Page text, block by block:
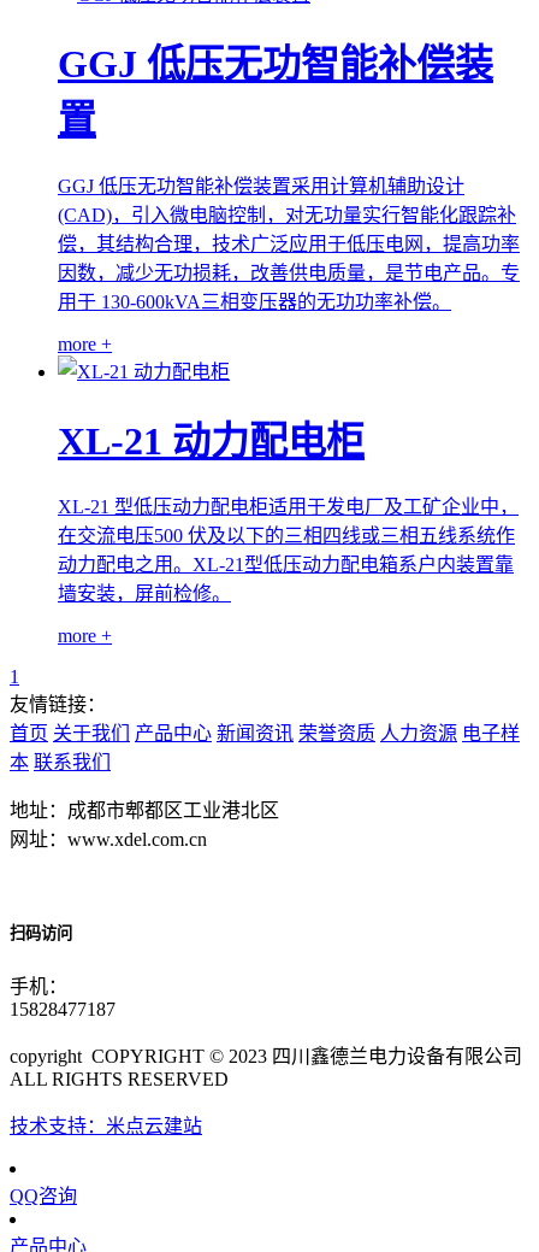
GGJ 低压无功智能补偿装
置
GGJ 低压无功智能补偿装置采用计算机辅助设计
(CAD)，引入微电脑控制，对无功量实行智能化跟踪补
偿，其结构合理，技术广泛应用于低压电网，提高功率
因数，减少无功损耗，改善供电质量，是节电产品。专
用于 130-600kVA三相变压器的无功功率补偿。
more +
XL-21 动力配电柜
XL-21 型低压动力配电柜适用于发电厂及工矿企业中，
在交流电压500 伏及以下的三相四线或三相五线系统作
动力配电之用。XL-21型低压动力配电箱系户内装置靠
墙安装，屏前检修。
more +
1
友情链接：
首页 关于我们 产品中心 新闻资讯 荣誉资质 人力资源 电子样
本 联系我们
地址：成都市郫都区工业港北区
网址：www.xdel.com.cn
扫码访问
手机：
15828477187
copyright COPYRIGHT © 2023 四川鑫德兰电力设备有限公司
ALL RIGHTS RESERVED
技术支持：米点云建站
QQ咨询
产品中心